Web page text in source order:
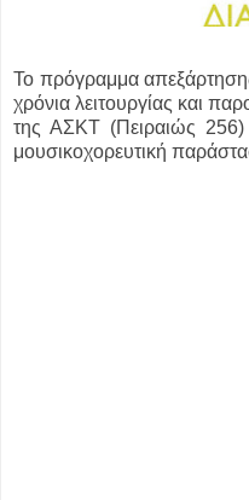
Το πρόγραμμα
χρόνια λειτουργίας και
της ΑΣΚΤ (Πειραιώς
μουσικοχορευτική